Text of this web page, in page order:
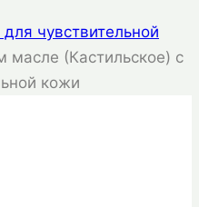
чувствительной
(Кастильское) с
кожи